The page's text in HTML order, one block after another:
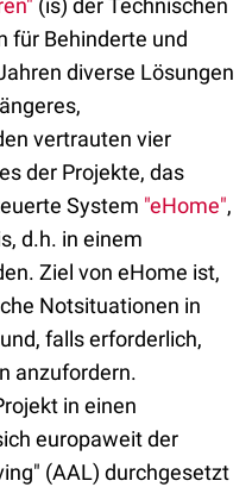
(is) der Technischen
für Behinderte und
diverse Lösungen
vertrauten vier
der Projekte, das
System "eHome",
d.h. in einem
Ziel von eHome ist,
Notsituationen in
falls erforderlich,
anzufordern.
in einen
europaweit der
(AAL) durchgesetzt